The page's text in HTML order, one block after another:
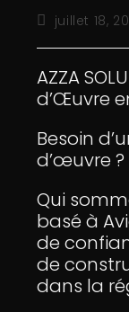
juillet 18,
AZZA
d’Œuvre
Besoin
d’œuvre
Qui
basé à
de
de
dans la